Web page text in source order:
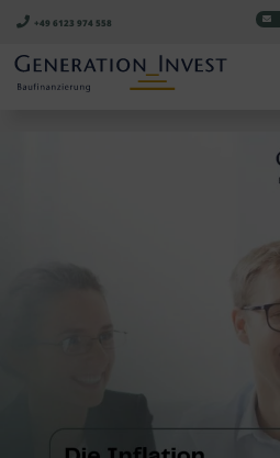
+49 6123 974 558